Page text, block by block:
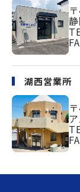
湖西営業所